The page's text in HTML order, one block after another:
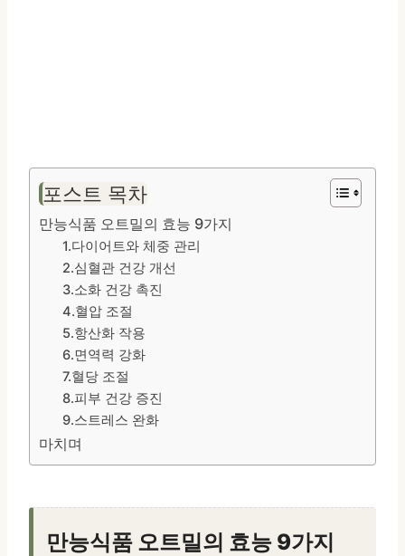
포스트 목차
만능식품 오트밀의 효능 9가지
1.다이어트와 체중 관리
2.심혈관 건강 개선
3.소화 건강 촉진
4.혈압 조절
5.항산화 작용
6.면역력 강화
7.혈당 조절
8.피부 건강 증진
9.스트레스 완화
마치며
만능식품 오트밀의 효능 9가지